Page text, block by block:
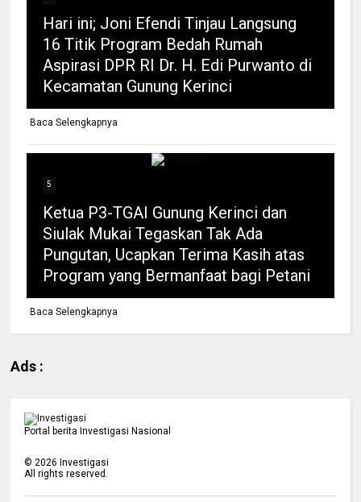
Hari ini; Joni Efendi Tinjau Langsung
16 Titik Program Bedah Rumah
Aspirasi DPR RI Dr. H. Edi Purwanto di
Kecamatan Gunung Kerinci
Baca Selengkapnya
5
Ketua P3-TGAI Gunung Kerinci dan
Siulak Mukai Tegaskan Tak Ada
Pungutan, Ucapkan Terima Kasih atas
Program yang Bermanfaat bagi Petani
Baca Selengkapnya
Ads :
Portal berita Investigasi Nasional
© 2026 Investigasi
All rights reserved.